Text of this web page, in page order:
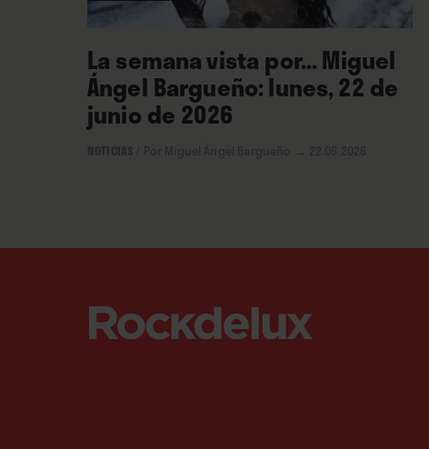
La semana vista por... Miguel
Ángel Bargueño: lunes, 22 de
junio de 2026